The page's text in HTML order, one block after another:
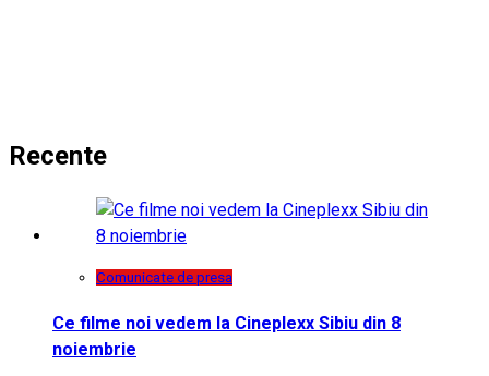
Recente
Comunicate de presa
Ce filme noi vedem la Cineplexx Sibiu din 8
noiembrie